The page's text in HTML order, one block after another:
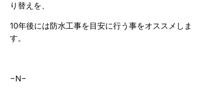
り替えを、
10年後には防水工事を目安に行う事をオススメしま
す。
−N−